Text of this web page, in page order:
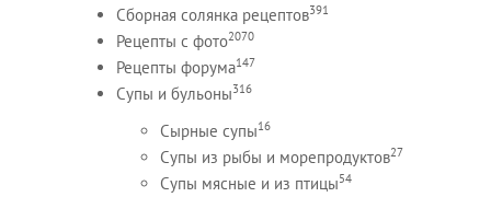
Сборная солянка рецептов391
Рецепты c фото2070
Рецепты форума147
Супы и бульоны316
Сырные супы16
Супы из рыбы и морепродуктов27
Супы мясные и из птицы54